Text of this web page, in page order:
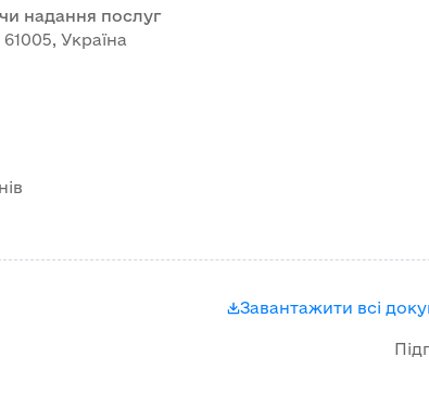
надання послуг
Україна
Завантажити всі